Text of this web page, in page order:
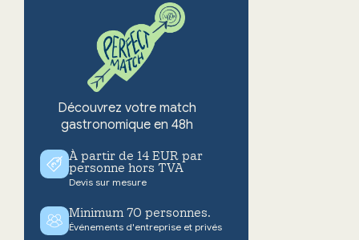
Découvrez votre match
gastronomique en 48h
À partir de 14 EUR par
personne hors TVA
Devis sur mesure
Minimum 70 personnes.
Événements d'entreprise et privés